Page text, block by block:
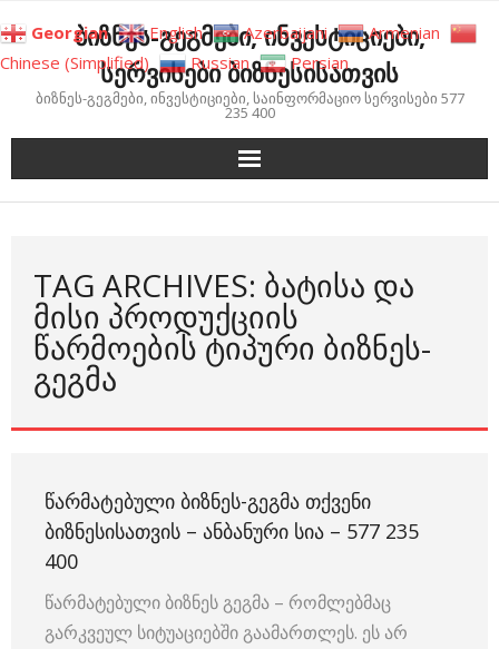
to
content
ბიზნეს-გეგმები, ინვესტიციები,
სერვისები ბიზნესისათვის
ბიზნეს-გეგმები, ინვესტიციები, საინფორმაციო სერვისები 577
235 400
TAG ARCHIVES: ᲑᲐᲢᲘᲡᲐ ᲓᲐ
ᲛᲘᲡᲘ ᲞᲠᲝᲓᲣᲥᲪᲘᲘᲡ
ᲬᲐᲠᲛᲝᲔᲑᲘᲡ ᲢᲘᲞᲣᲠᲘ ᲑᲘᲖᲜᲔᲡ-
ᲒᲔᲒᲛᲐ
ᲬᲐᲠᲛᲐᲢᲔᲑᲣᲚᲘ ᲑᲘᲖᲜᲔᲡ-ᲒᲔᲒᲛᲐ ᲗᲥᲕᲔᲜᲘ
ᲑᲘᲖᲜᲔᲡᲘᲡᲐᲗᲕᲘᲡ – ᲐᲜᲑᲐᲜᲣᲠᲘ ᲡᲘᲐ – 577 235
400
წარმატებული ბიზნეს გეგმა – რომლებმაც
გარკვეულ სიტუაციებში გაამართლეს. ეს არ
Georgian English Azerbaijani
Armenian
Chinese (Simplified)
Russian Persian